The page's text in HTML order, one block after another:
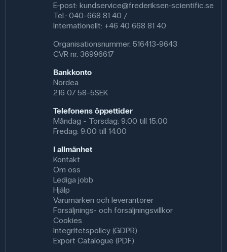
E-post: kundservice@frederiksen-scientific.se
Tel.: 040-668 81 40 /
Internationellt: +46 40 668 81 40
Organisationsnummer: 516413-9643
CVR nr. 36996617
Bankkonto
Nordea
216 07 58-5SEK
Telefonens öppettider
Måndag - Torsdag: 9:00 till 15:00
Fredag: 9:00 till 14:00
I allmänhet
Kontakt
Om oss
Lediga jobb
Hjälp
Varumärken och leverantörer
Försäljnings- och försäljningsvillkor
Cookies
Integritetspolicy (GDPR)
Export Catalogue (PDF)